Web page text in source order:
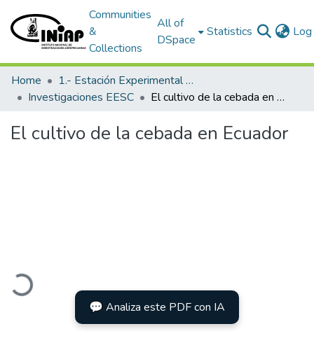
Communities
&
Collections
All of
DSpace
Statistics
Home
1.- Estación Experimental Santa Catalina
Investigaciones EESC
El cultivo de la cebada en Ecuador
El cultivo de la cebada en Ecuador
💬 Analiza este PDF con IA